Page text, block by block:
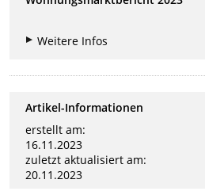
Weitere Infos
Artikel-Informationen
erstellt am:
16.11.2023
zuletzt aktualisiert am:
20.11.2023